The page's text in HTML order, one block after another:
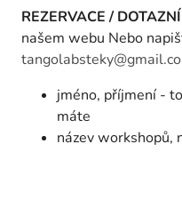
REZERVACE /
našem webu Nebo
jméno, příjmení -
máte
název workshopů,